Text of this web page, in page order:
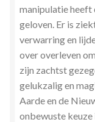
manipulatie heeft
geloven. Er is
verwarring en
over overleven
zijn zachtst
gelukzalig en
Aarde en de
onbewuste keuze